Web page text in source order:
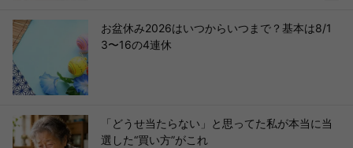
お盆休み2026はいつからいつまで？基本は8/1
3〜16の4連休
「どうせ当たらない」と思ってた私が本当に当
選した“買い方”がこれ